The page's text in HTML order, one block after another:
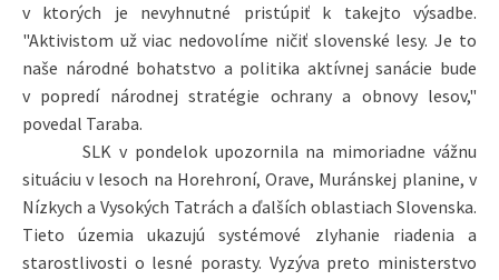
v ktorých je nevyhnutné pristúpiť k takejto výsadbe.
"Aktivistom už viac nedovolíme ničiť slovenské lesy. Je to
naše národné bohatstvo a politika aktívnej sanácie bude
v popredí národnej stratégie ochrany a obnovy lesov,"
povedal Taraba.
SLK v pondelok upozornila na mimoriadne vážnu
situáciu v lesoch na Horehroní, Orave, Muránskej planine, v
Nízkych a Vysokých Tatrách a ďalších oblastiach Slovenska.
Tieto územia ukazujú systémové zlyhanie riadenia a
starostlivosti o lesné porasty. Vyzýva preto ministerstvo